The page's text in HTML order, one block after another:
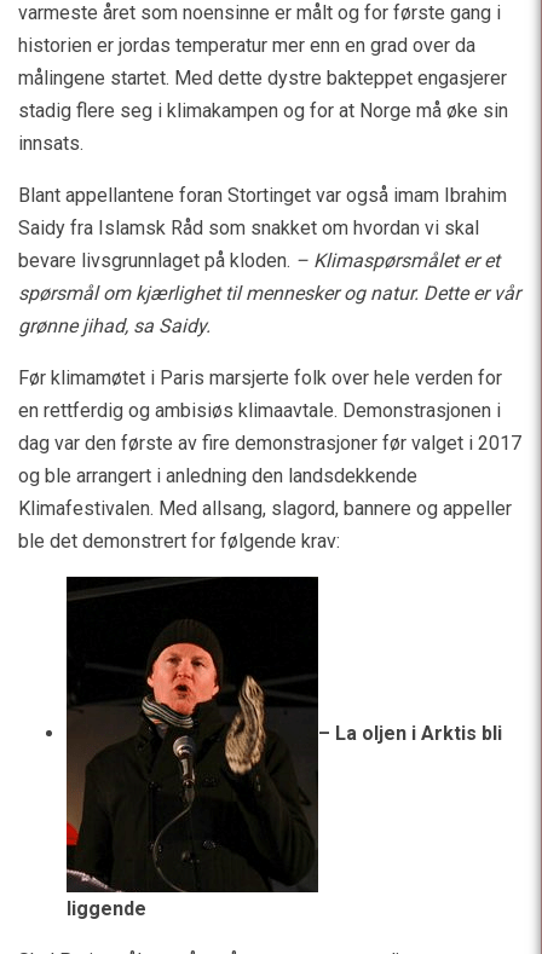
varmeste året som noensinne er målt og for første gang i
historien er jordas temperatur mer enn en grad over da
målingene startet. Med dette dystre bakteppet engasjerer
stadig flere seg i klimakampen og for at Norge må øke sin
innsats.
Blant appellantene foran Stortinget var også imam Ibrahim
Saidy fra Islamsk Råd som snakket om hvordan vi skal
bevare livsgrunnlaget på kloden. – Klimaspørsmålet er et
spørsmål om kjærlighet til mennesker og natur. Dette er vår
grønne jihad, sa Saidy.
Før klimamøtet i Paris marsjerte folk over hele verden for
en rettferdig og ambisiøs klimaavtale. Demonstrasjonen i
dag var den første av fire demonstrasjoner før valget i 2017
og ble arrangert i anledning den landsdekkende
Klimafestivalen. Med allsang, slagord, bannere og appeller
ble det demonstrert for følgende krav:
– La oljen i Arktis bli
liggende